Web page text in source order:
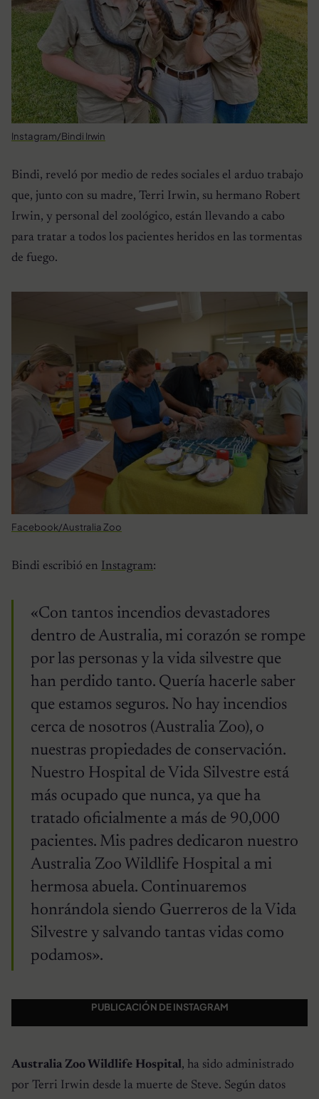
Instagram/Bindi Irwin
Bindi, reveló por medio de redes sociales el arduo trabajo
que, junto con su madre, Terri Irwin, su hermano Robert
Irwin, y personal del zoológico, están llevando a cabo
para tratar a todos los pacientes heridos en las tormentas
de fuego.
Facebook/Australia Zoo
Bindi escribió en Instagram:
«Con tantos incendios devastadores
dentro de Australia, mi corazón se rompe
por las personas y la vida silvestre que
han perdido tanto. Quería hacerle saber
que estamos seguros. No hay incendios
cerca de nosotros (Australia Zoo), o
nuestras propiedades de conservación.
Nuestro Hospital de Vida Silvestre está
más ocupado que nunca, ya que ha
tratado oficialmente a más de 90,000
pacientes. Mis padres dedicaron nuestro
Australia Zoo Wildlife Hospital a mi
hermosa abuela. Continuaremos
honrándola siendo Guerreros de la Vida
Silvestre y salvando tantas vidas como
podamos».
PUBLICACIÓN DE INSTAGRAM
Australia Zoo Wildlife Hospital, ha sido administrado
por Terri Irwin desde la muerte de Steve. Según datos